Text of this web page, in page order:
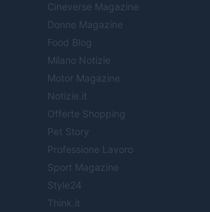
Cineverse Magazine
Donne Magazine
Food Blog
Milano Notizie
Motor Magazine
Notizie.it
Offerte Shopping
Pet Story
Professione Lavoro
Sport Magazine
Style24
Think.it